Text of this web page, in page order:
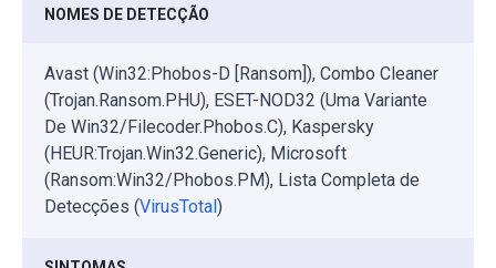
NOMES DE DETECÇÃO
Avast (Win32:Phobos-D [Ransom]), Combo Cleaner
(Trojan.Ransom.PHU), ESET-NOD32 (Uma Variante
De Win32/Filecoder.Phobos.C), Kaspersky
(HEUR:Trojan.Win32.Generic), Microsoft
(Ransom:Win32/Phobos.PM), Lista Completa de
Detecções (VirusTotal)